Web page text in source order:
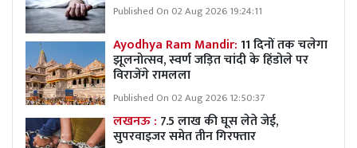
Published On 02 Aug 2026 19:24:11
Ayodhya Ram Mandir:11 दिनों तक चलेगा
झूलनोत्सव, स्वर्ण जड़ित चांदी के हिंडोले पर
विराजेंगे रामलला
Published On 02 Aug 2026 12:50:37
लखनऊ : 7.5 लाख की घूस लेते जेई,
सुपरवाइजर समेत तीन गिरफ्तार